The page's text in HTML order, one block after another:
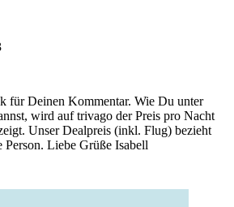
für Deinen Kommentar. Wie Du unter
wird auf trivago der Preis pro Nacht
Unser Dealpreis (inkl. Flug) bezieht
Person. Liebe Grüße Isabell